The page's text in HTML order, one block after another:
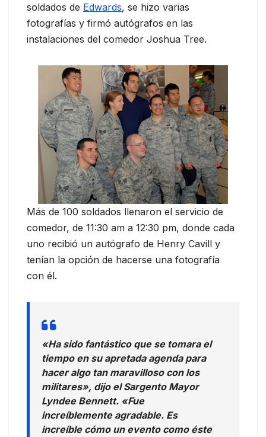
soldados de Edwards, se hizo varias
fotografías y firmó autógrafos en las
instalaciones del comedor Joshua Tree.
Más de 100 soldados llenaron el servicio de
comedor, de 11:30 am a 12:30 pm, donde cada
uno recibió un autógrafo de Henry Cavill y
tenían la opción de hacerse una fotografía
con él.
«Ha sido fantástico que se tomara el
tiempo en su apretada agenda para
hacer algo tan maravilloso con los
militares», dijo el Sargento Mayor
Lyndee Bennett. «Fue
increíblemente agradable. Es
increíble cómo un evento como éste